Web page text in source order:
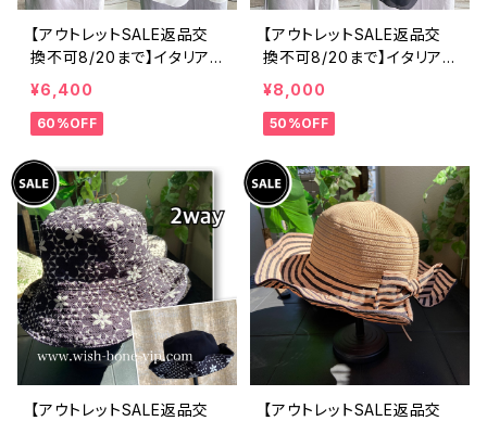
【アウトレットSALE返品交
換不可8/20まで】イタリア
製 CASADEILUCA ITALY
｜前フリル＆BIGフリルトッ
プス /ホワイト
¥6,400
60%OFF
【アウトレットSALE返品交
換不可8/20まで】イタリア
製 CASADEILUCA ITALY
｜前フリル＆BIGフリルトッ
プス /ブラック
¥8,000
50%OFF
【アウトレットSALE返品交
【アウトレットSALE返品交